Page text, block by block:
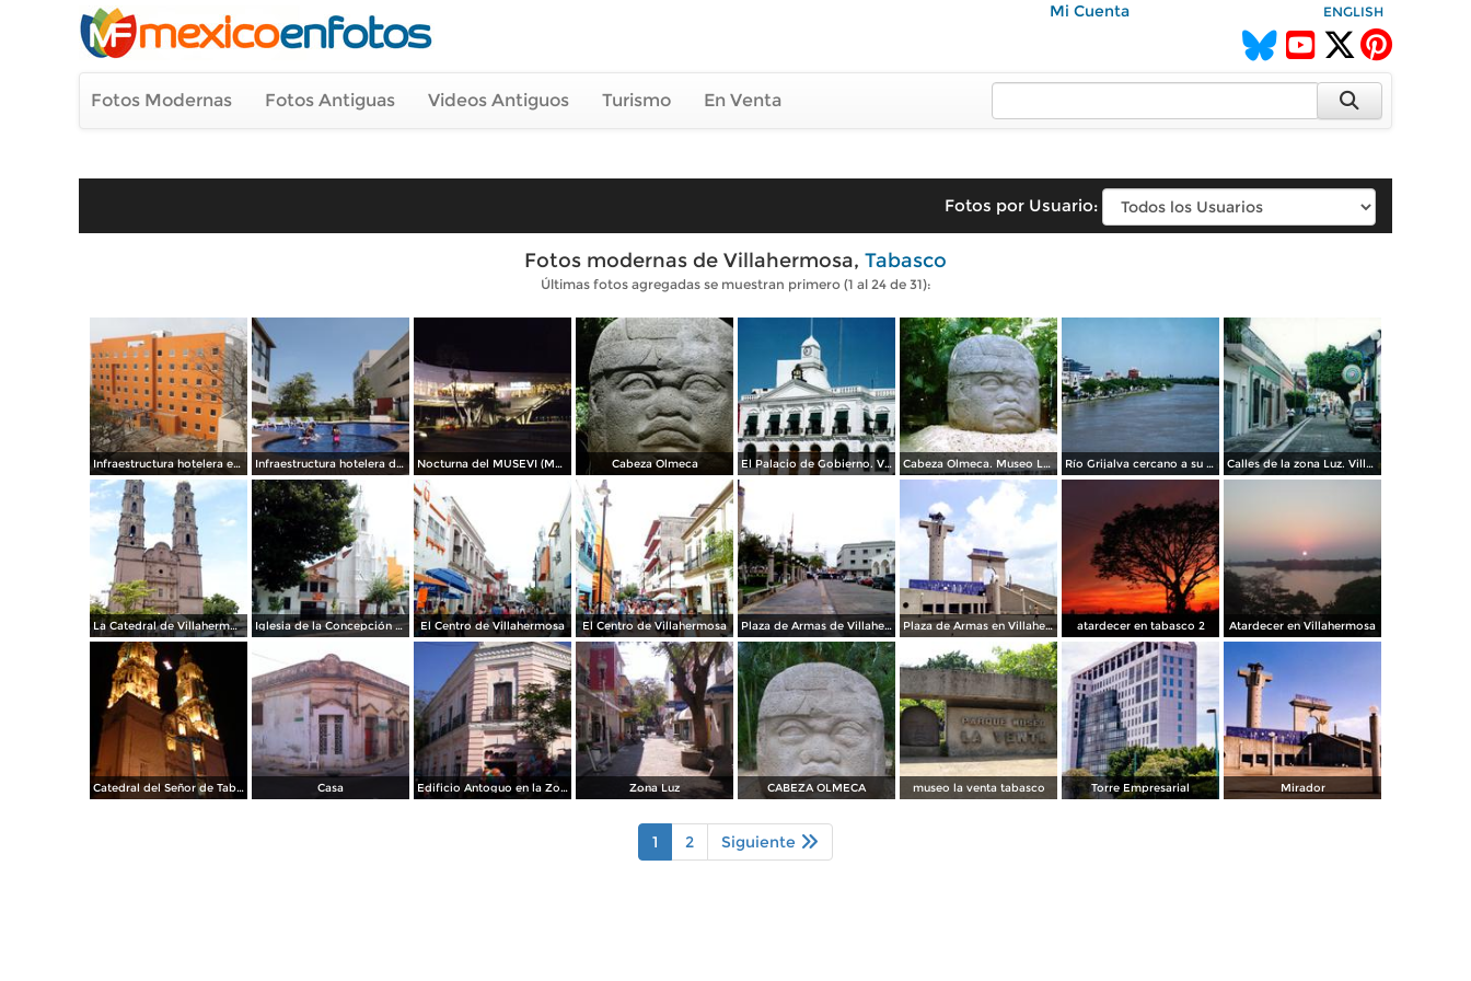
Mi Cuenta ENGLISH
Fotos Modernas Fotos Antiguas Videos Antiguos Turismo En Venta
Fotos por Usuario:
Fotos modernas de Villahermosa, Tabasco
Últimas fotos agregadas se muestran primero (1 al 24 de 31):
Infraestructura hotelera en la capital. Diciembre/2014 Infraestructura hotelera de primera. Villahermosa. Abril/2013 Nocturna del MUSEVI (Museo elevado de Villahermosa). Marzo/2013 Cabeza Olmeca El Palacio de Gobierno. Villahermosa. 2002 Cabeza Olmeca. Museo La Venta. 2005 Río Grijalva cercano a su nivel crítico de desbordamiento. Villahermosa, Tabasco Calles de la zona Luz. Villahermosa, Tabasco
La Catedral de Villahermosa Iglesia de la Concepción de Villahermosa El Centro de Villahermosa El Centro de Villahermosa Plaza de Armas de Villahermosa Plaza de Armas en Villahermosa atardecer en tabasco 2 Atardecer en Villahermosa
Catedral del Señor de Tabasco Casa Edificio Antoguo en la Zona Luz Zona Luz CABEZA OLMECA museo la venta tabasco Torre Empresarial Mirador
1 2 Siguiente